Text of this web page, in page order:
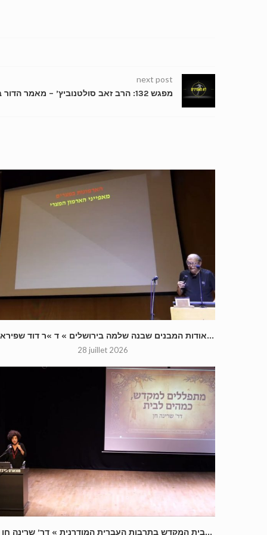
next post
מפגש 132: הרב זאב סולטנוביץ’ – מאמר הדור בכתבי הרב קוק, אז והיום #6
« אודות המבנים שבנה שלמה בירושלים » ד »ר דוד שפירא...
28 juillet 2026
« בית המקדש בתרבות העברית המודרנית » דר’ שרינה חן...